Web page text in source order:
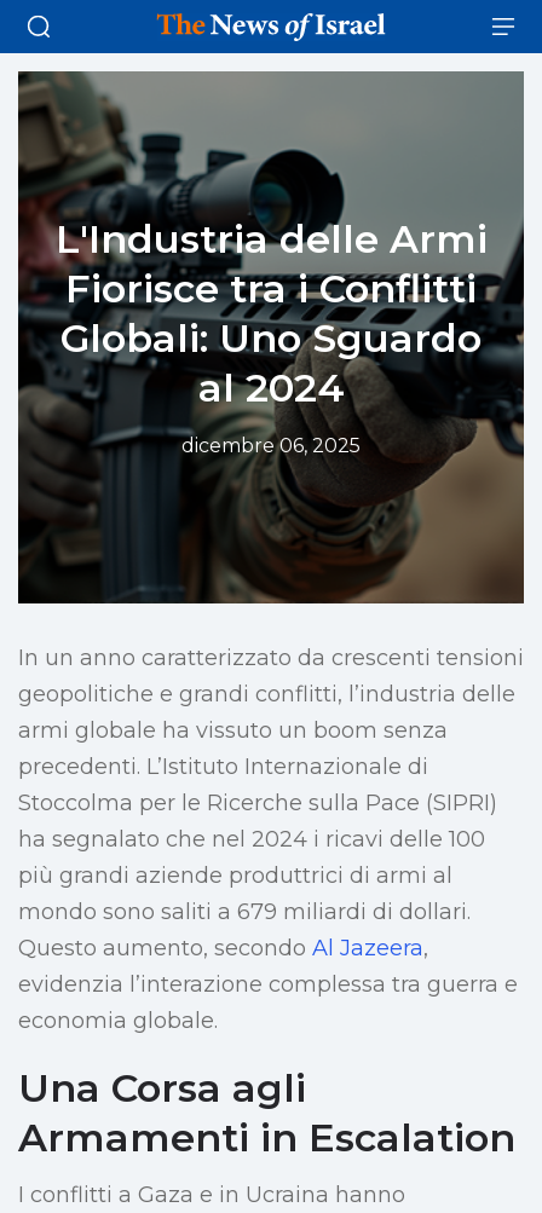
L'Industria delle Armi
Fiorisce tra i Conflitti
Globali: Uno Sguardo
al 2024
dicembre 06, 2025
In un anno caratterizzato da crescenti tensioni
geopolitiche e grandi conflitti, l’industria delle
armi globale ha vissuto un boom senza
precedenti. L’Istituto Internazionale di
Stoccolma per le Ricerche sulla Pace (SIPRI)
ha segnalato che nel 2024 i ricavi delle 100
più grandi aziende produttrici di armi al
mondo sono saliti a 679 miliardi di dollari.
Questo aumento, secondo Al Jazeera,
evidenzia l’interazione complessa tra guerra e
economia globale.
Una Corsa agli
Armamenti in Escalation
I conflitti a Gaza e in Ucraina hanno